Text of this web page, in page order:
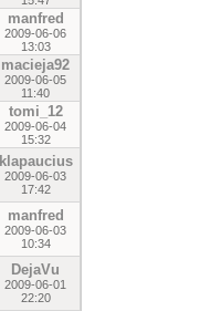
manfred
2009-06-06
13:03
macieja92
2009-06-05
11:40
tomi_12
2009-06-04
15:32
klapaucius
2009-06-03
17:42
manfred
2009-06-03
10:34
DejaVu
2009-06-01
22:20